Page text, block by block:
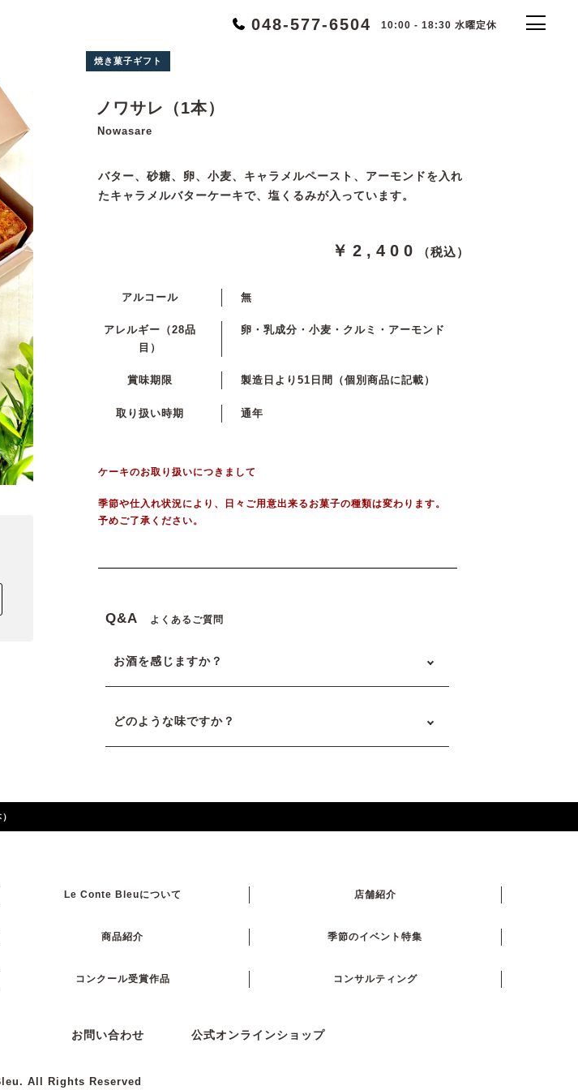
048-577-6504 10:00 - 18:30 水曜定休
焼き菓子ギフト
ノワサレ（1本）
Nowasare
バター、砂糖、卵、小麦、キャラメルペースト、アーモンドを入れ
たキャラメルバターケーキで、塩くるみが入っています。
￥2,400 （税込）
アルコール 無
アレルギー （28品
目）
卵・乳成分・小麦・クルミ・アーモンド
賞味期限 製造日より51日間（個別商品に記載）
取り扱い時期 通年
ケーキのお取り扱いにつきまして
季節や仕入れ状況により、日々ご用意出来るお菓子の種類は変わります。
予めご了承ください。
Q&A よくあるご質問
お酒を感じますか？
どのような味ですか？
Le Conte Bleuについて 店舗紹介
商品紹介 季節のイベント特集
コンクール受賞作品 コンサルティング
お問い合わせ 公式オンラインショップ
All Rights Reserved